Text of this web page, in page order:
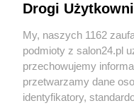
Sport
Społeczeństwo
Kultura
Drogi
My, naszych 1162
podmioty z salon24.pl
przechowujemy
przetwarzamy dane
identyfikatory,